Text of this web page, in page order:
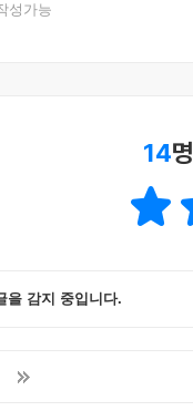
성가능
14
을 감지 중입니다.